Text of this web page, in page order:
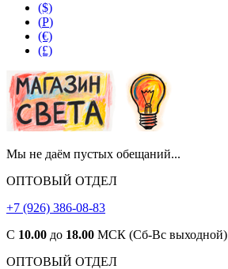
($)
(Р)
(€)
(£)
Мы не даём пустых обещаний...
ОПТОВЫЙ ОТДЕЛ
+7 (926) 386-08-83
С 10.00 до 18.00 МСК (Сб-Вс выходной)
ОПТОВЫЙ ОТДЕЛ